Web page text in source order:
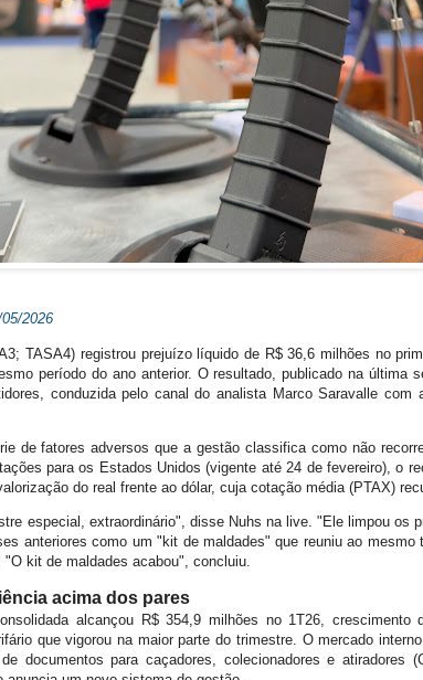
05/2026
TASA4) registrou prejuízo líquido de R$ 36,6 milhões no
período do ano anterior. O resultado, publicado na última
conduzida pelo canal do analista Marco Saravalle
de fatores adversos que a gestão classifica como não
para os Estados Unidos (vigente até 24 de fevereiro), o
do real frente ao dólar, cuja cotação média (PTAX)
especial, extraordinário", disse Nuhs na live. "Ele limpou os
anteriores como um "kit de maldades" que reuniu ao
kit de maldades acabou", concluiu.
acima dos pares
alcançou R$ 354,9 milhões no 1T26, crescimento
que vigorou na maior parte do trimestre. O mercado
documentos para caçadores, colecionadores e